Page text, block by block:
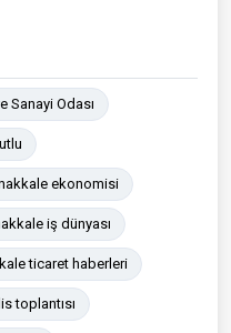
Sanayi Odası
ekonomisi
iş dünyası
ticaret haberleri
toplantısı